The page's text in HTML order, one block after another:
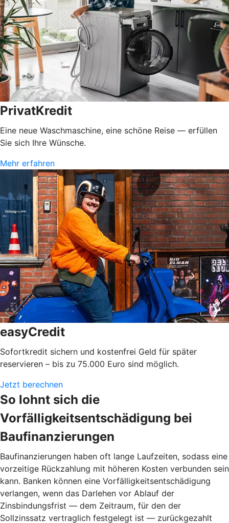
PrivatKredit
Eine neue Waschmaschine, eine schöne Reise — erfüllen
Sie sich Ihre Wünsche.
Mehr erfahren
easyCredit
Sofortkredit sichern und kostenfrei Geld für später
reservieren – bis zu 75.000 Euro sind möglich.
Jetzt berechnen
So lohnt sich die
Vorfälligkeitsentschädigung bei
Baufinanzierungen
Baufinanzierungen haben oft lange Laufzeiten, sodass eine
vorzeitige Rückzahlung mit höheren Kosten verbunden sein
kann. Banken können eine Vorfälligkeitsentschädigung
verlangen, wenn das Darlehen vor Ablauf der
Zinsbindungsfrist — dem Zeitraum, für den der
Sollzinssatz vertraglich festgelegt ist — zurückgezahlt